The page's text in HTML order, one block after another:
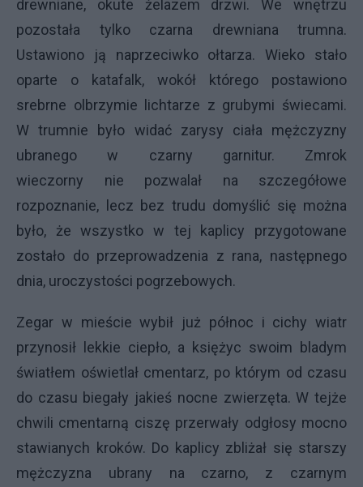
drewniane, okute żelazem drzwi. We wnętrzu
pozostała tylko czarna drewniana trumna.
Ustawiono ją naprzeciwko ołtarza. Wieko stało
oparte o katafalk, wokół którego postawiono
srebrne olbrzymie lichtarze z grubymi świecami.
W trumnie było widać zarysy ciała mężczyzny
ubranego w czarny garnitur. Zmrok
wieczorny nie pozwalał na szczegółowe
rozpoznanie, lecz bez trudu domyślić się można
było, że wszystko w tej kaplicy przygotowane
zostało do przeprowadzenia z rana, następnego
dnia, uroczystości pogrzebowych.
Zegar w mieście wybił już północ i cichy wiatr
przynosił lekkie ciepło, a księżyc swoim bladym
światłem oświetlał cmentarz, po którym od czasu
do czasu biegały jakieś nocne zwierzęta. W tejże
chwili cmentarną ciszę przerwały odgłosy mocno
stawianych kroków. Do kaplicy zbliżał się starszy
mężczyzna ubrany na czarno, z czarnym